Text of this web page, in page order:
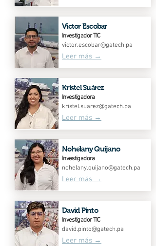
Victor Escobar
Investigador TIC
victor.escobar@gatech.pa
Leer más →
Kristel Suárez
Investigadora
kristel.suarez@gatech.pa
Leer más →
Nohelany Quijano
Investigadora
nohelany.quijano@gatech.pa
Leer más →
David Pinto
Investigador TIC
david.pinto@gatech.pa
Leer más →